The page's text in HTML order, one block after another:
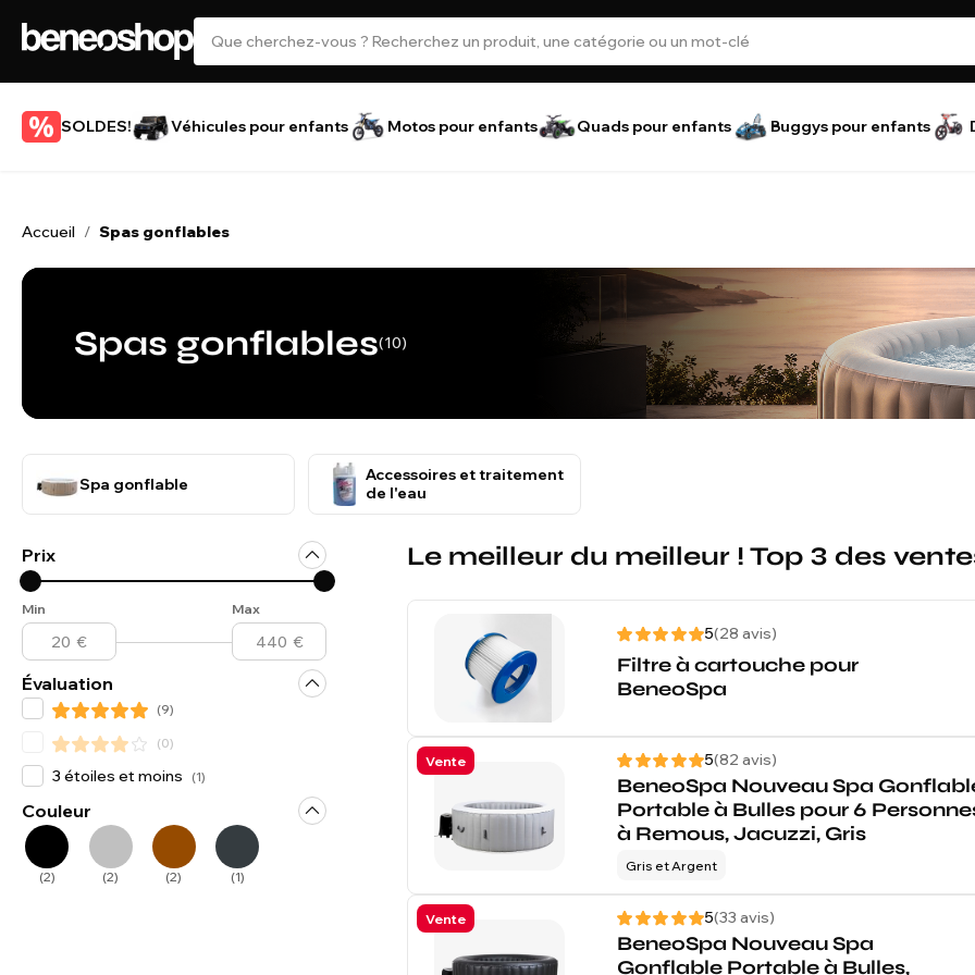
SOLDES! Véhicules pour enfants Motos pour enfants Quads pour enfants Buggys pour enfants
Accueil / Spas gonflables
Spas gonflables(10)
Spa gonflable
Accessoires et traitement
de l'eau
Prix
Min Max
Évaluation
(9)
(0)
3 étoiles et moins (1)
Couleur
(2) (2) (2) (1)
Le meilleur du meilleur ! Top 3 des
5(28 avis)
Filtre à cartouche pour
BeneoSpa
Vente 5(82 avis)
BeneoSpa Nouveau Spa
Portable à Bulles pour 6
à Remous, Jacuzzi, Gris
Gris et Argent
Vente 5(33 avis)
BeneoSpa Nouveau Spa
Gonflable Portable à Bulles,